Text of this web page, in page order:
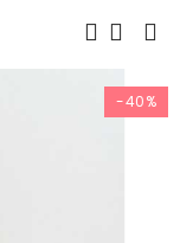
-40%